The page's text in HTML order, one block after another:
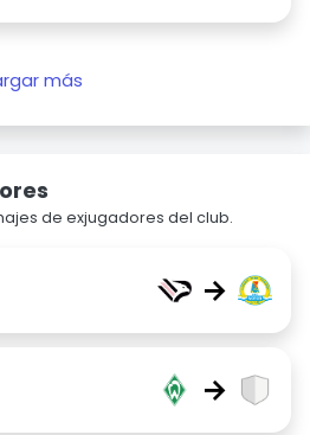
más
de exjugadores del club.
→
→